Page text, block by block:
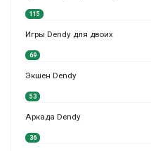
115
Игры Dendy для двоих
69
Экшен Dendy
53
Аркада Dendy
36